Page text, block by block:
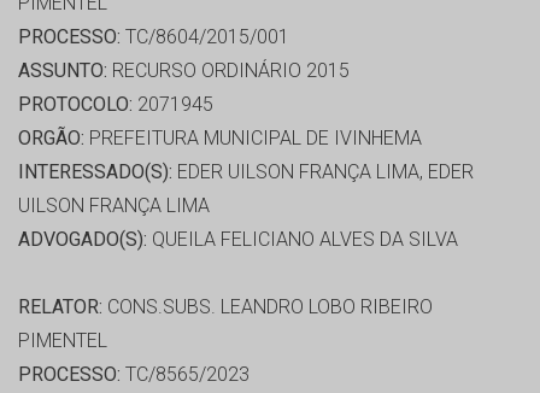
PROCESSO: TC/8604/2015/001
ASSUNTO: RECURSO ORDINÁRIO 2015
PROTOCOLO: 2071945
ORGÃO: PREFEITURA MUNICIPAL DE IVINHEMA
INTERESSADO(S): EDER UILSON FRANÇA LIMA, EDER
UILSON FRANÇA LIMA
ADVOGADO(S): QUEILA FELICIANO ALVES DA SILVA
RELATOR: CONS.SUBS. LEANDRO LOBO RIBEIRO
PIMENTEL
PROCESSO: TC/8565/2023